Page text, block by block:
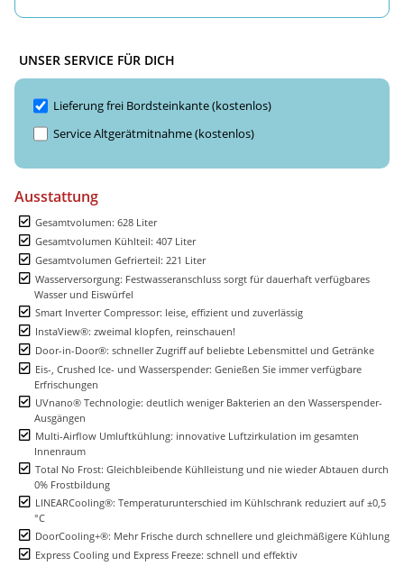
UNSER SERVICE FÜR DICH
Lieferung frei Bordsteinkante (kostenlos)
Service Altgerätmitnahme (kostenlos)
Ausstattung
Gesamtvolumen: 628 Liter
Gesamtvolumen Kühlteil: 407 Liter
Gesamtvolumen Gefrierteil: 221 Liter
Wasserversorgung: Festwasseranschluss sorgt für dauerhaft verfügbares
Wasser und Eiswürfel
Smart Inverter Compressor: leise, effizient und zuverlässig
InstaView®: zweimal klopfen, reinschauen!
Door-in-Door®: schneller Zugriff auf beliebte Lebensmittel und Getränke
Eis-, Crushed Ice- und Wasserspender: Genießen Sie immer verfügbare
Erfrischungen
UVnano® Technologie: deutlich weniger Bakterien an den Wasserspender-
Ausgängen
Multi-Airflow Umluftkühlung: innovative Luftzirkulation im gesamten
Innenraum
Total No Frost: Gleichbleibende Kühlleistung und nie wieder Abtauen durch
0% Frostbildung
LINEARCooling®: Temperaturunterschied im Kühlschrank reduziert auf ±0,5
°C
DoorCooling+®: Mehr Frische durch schnellere und gleichmäßigere Kühlung
Express Cooling und Express Freeze: schnell und effektiv